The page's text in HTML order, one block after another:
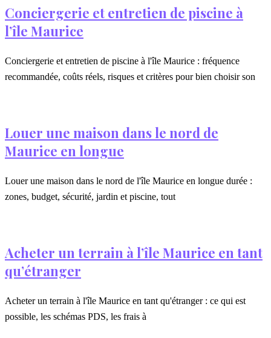
Conciergerie et entretien de piscine à
l’île Maurice
Conciergerie et entretien de piscine à l'île Maurice : fréquence
recommandée, coûts réels, risques et critères pour bien choisir son
Louer une maison dans le nord de
Maurice en longue
Louer une maison dans le nord de l'île Maurice en longue durée :
zones, budget, sécurité, jardin et piscine, tout
Acheter un terrain à l’île Maurice en tant
qu’étranger
Acheter un terrain à l'île Maurice en tant qu'étranger : ce qui est
possible, les schémas PDS, les frais à